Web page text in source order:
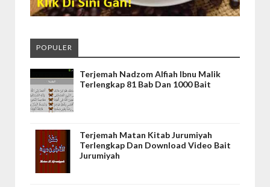
POPULER
Terjemah Nadzom Alfiah Ibnu Malik
Terlengkap 81 Bab Dan 1000 Bait
Terjemah Matan Kitab Jurumiyah
Terlengkap Dan Download Video Bait
Jurumiyah